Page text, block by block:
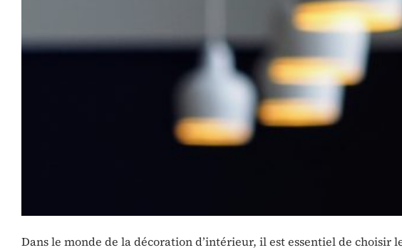
Dans le monde de la décoration d’intérieur, il est essentiel de